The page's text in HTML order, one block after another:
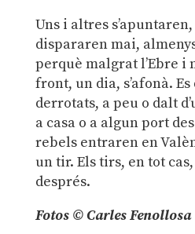
Uns i altres
dispararen mai,
perquè malgrat l’Ebre i
front, un dia, s’afonà.
derrotats, a peu o dalt
a casa o a algun port
rebels entraren en
un tir. Els tirs, en tot
després.
Fotos © Carles Fenollosa